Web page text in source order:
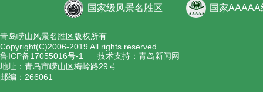
国家级风景名胜区 国家
青岛崂山风景名胜区版权所有
Copyright(C)2006-2019 All rights reserved.
鲁ICP备17055016号-1
技术支持：青岛新闻网
地址：青岛市崂山区梅岭路29号
邮编：266061